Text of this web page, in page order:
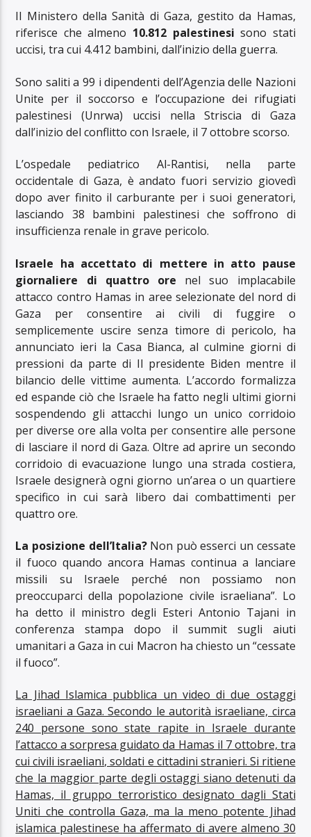
Il Ministero della Sanità di Gaza, gestito da Hamas,
riferisce che almeno 10.812 palestinesi sono stati
uccisi, tra cui 4.412 bambini, dall’inizio della guerra.
Sono saliti a 99 i dipendenti dell’Agenzia delle Nazioni
Unite per il soccorso e l’occupazione dei rifugiati
palestinesi (Unrwa) uccisi nella Striscia di Gaza
dall’inizio del conflitto con Israele, il 7 ottobre scorso.
L’ospedale pediatrico Al-Rantisi, nella parte
occidentale di Gaza, è andato fuori servizio giovedì
dopo aver finito il carburante per i suoi generatori,
lasciando 38 bambini palestinesi che soffrono di
insufficienza renale in grave pericolo.
Israele ha accettato di mettere in atto pause
giornaliere di quattro ore nel suo implacabile
attacco contro Hamas in aree selezionate del nord di
Gaza per consentire ai civili di fuggire o
semplicemente uscire senza timore di pericolo, ha
annunciato ieri la Casa Bianca, al culmine giorni di
pressioni da parte di Il presidente Biden mentre il
bilancio delle vittime aumenta. L’accordo formalizza
ed espande ciò che Israele ha fatto negli ultimi giorni
sospendendo gli attacchi lungo un unico corridoio
per diverse ore alla volta per consentire alle persone
di lasciare il nord di Gaza. Oltre ad aprire un secondo
corridoio di evacuazione lungo una strada costiera,
Israele designerà ogni giorno un’area o un quartiere
specifico in cui sarà libero dai combattimenti per
quattro ore.
La posizione dell’Italia?Non può esserci un cessate
il fuoco quando ancora Hamas continua a lanciare
missili su Israele perché non possiamo non
preoccuparci della popolazione civile israeliana”. Lo
ha detto il ministro degli Esteri Antonio Tajani in
conferenza stampa dopo il summit sugli aiuti
umanitari a Gaza in cui Macron ha chiesto un “cessate
il fuoco”.
La Jihad Islamica pubblica un video di due ostaggi
israeliani a Gaza. Secondo le autorità israeliane, circa
240 persone sono state rapite in Israele durante
l’attacco a sorpresa guidato da Hamas il 7 ottobre, tra
cui civili israeliani, soldati e cittadini stranieri. Si ritiene
che la maggior parte degli ostaggi siano detenuti da
Hamas, il gruppo terroristico designato dagli Stati
Uniti che controlla Gaza, ma la meno potente Jihad
islamica palestinese ha affermato di avere almeno 30